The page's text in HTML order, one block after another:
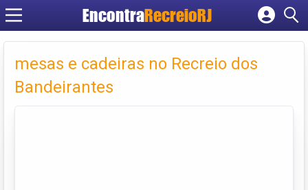
EncontraRecreioRJ
Cadastrar empresa
Criar conta
mesas e cadeiras no Recreio dos
Bandeirantes